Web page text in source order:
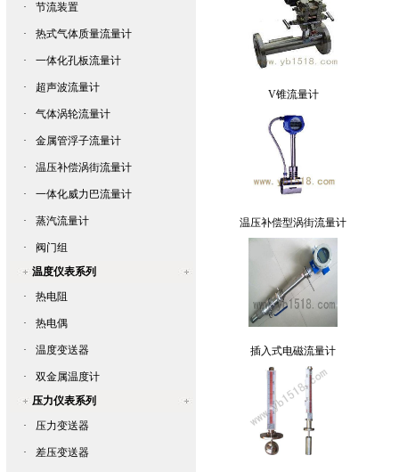
· 节流装置
· 热式气体质量流量计
· 一体化孔板流量计
· 超声波流量计
· 气体涡轮流量计
· 金属管浮子流量计
· 温压补偿涡街流量计
· 一体化威力巴流量计
· 蒸汽流量计
·
阀门组
温度仪表系列
·
热电阻
· 热电偶
· 温度变送器
·
双金属温度计
压力仪表系列
·
压力变送器
· 差压变送器
V锥流量计
温压补偿型涡街流量计
插入式电磁流量计